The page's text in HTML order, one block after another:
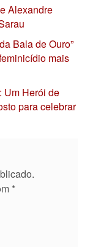
Alexandre
Bala de Ouro”
mais
Um Herói de
para celebrar
*